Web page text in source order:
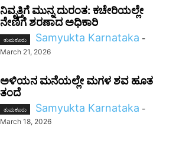
ನಿವೃತ್ತಿಗೆ ಮುನ್ನ ದುರಂತ: ಕಚೇರಿಯಲ್ಲೇ
ನೇಣಿಗೆ ಶರಣಾದ ಅಧಿಕಾರಿ
ತುಮಕೂರು Samyukta Karnataka -
March 21, 2026
ಅಳಿಯನ ಮನೆಯಲ್ಲೇ ಮಗಳ ಶವ ಹೂತ
ತಂದೆ
ತುಮಕೂರು Samyukta Karnataka -
March 18, 2026